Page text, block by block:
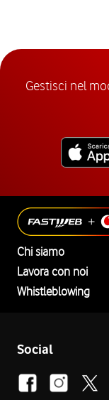
Gestisci nel
Chi siamo
Lavora con noi
Whistleblowing
Social